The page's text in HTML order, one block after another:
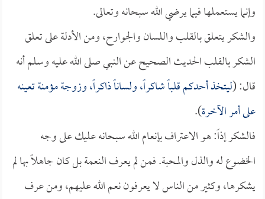
وإنما يستعملها فيما يرضي الله سبحانه وتعالى.
والشكر يتعلق بالقلب واللسان والجوارح، ومن الأدلة على تعلق
الشكر بالقلب الحديث الصحيح عن النبي صلى الله عليه وسلم أنه
قال: (ليتخذ أحدكم قلباً شاكراً، ولساناً ذاكراً، وزوجة مؤمنة تعينه
على أمر الآخرة).
فالشكر إذاً: هو الاعتراف بإنعام الله سبحانه عليك على وجه
الخضوع له والذل والمحبة. فمن لم يعرف النعمة بل كان جاهلاً بها لم
يشكرها، وكثير من الناس لا يعرفون نعم الله عليهم، ومن عرف